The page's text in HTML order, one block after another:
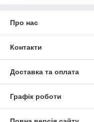
Про нас
Контакти
Доставка та оплата
Графік роботи